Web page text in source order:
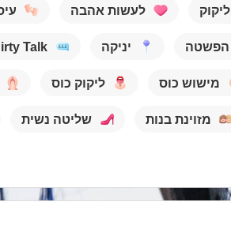
ליקוק לעשות אהבה
הפשטה יניקה Talk
מישוש כוס ליקוק כוס
מזוינת בנות שליטה נשית